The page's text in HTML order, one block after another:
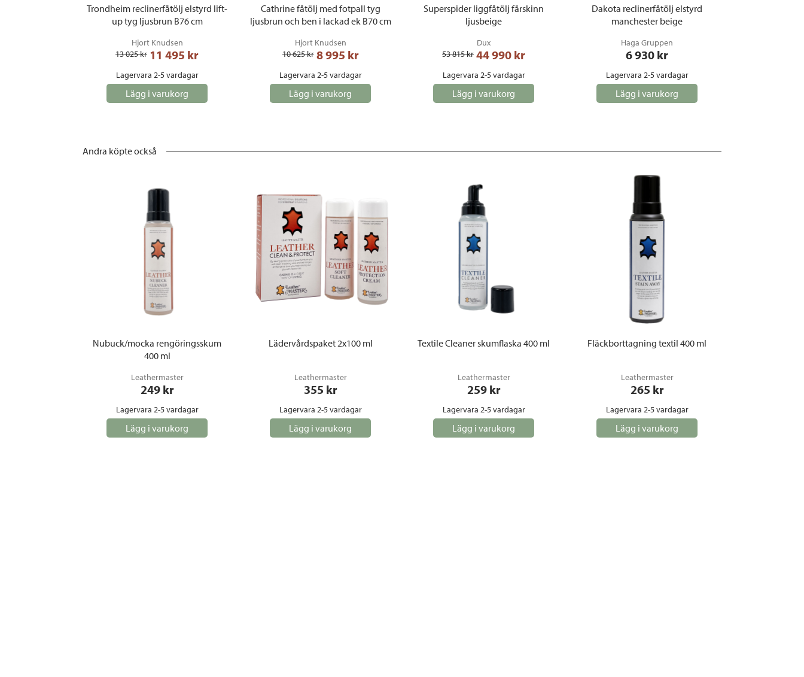
Trondheim reclinerfåtölj elstyrd lift-
up tyg ljusbrun B76 cm
Hjort Knudsen
13 025 kr 11 495 kr
Lagervara 2-5 vardagar
Lägg i varukorg
Cathrine fåtölj med fotpall tyg
ljusbrun och ben i lackad ek B70 cm
Hjort Knudsen
10 625 kr 8 995 kr
Lagervara 2-5 vardagar
Lägg i varukorg
Superspider liggfåtölj fårskinn
ljusbeige
Dux
53 815 kr 44 990 kr
Lagervara 2-5 vardagar
Lägg i varukorg
Dakota reclinerfåtölj elstyrd
manchester beige
Haga Gruppen
6 930 kr
Lagervara 2-5 vardagar
Lägg i varukorg
Andra köpte också
Nubuck/mocka rengöringsskum
400 ml
Leathermaster
249 kr
Lagervara 2-5 vardagar
Lägg i varukorg
Lädervårdspaket 2x100 ml
Leathermaster
355 kr
Lagervara 2-5 vardagar
Lägg i varukorg
Textile Cleaner skumflaska 400 ml
Leathermaster
259 kr
Lagervara 2-5 vardagar
Lägg i varukorg
Fläckborttagning textil 400 ml
Leathermaster
265 kr
Lagervara 2-5 vardagar
Lägg i varukorg